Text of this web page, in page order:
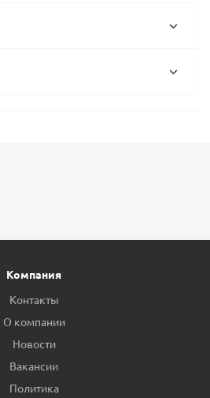
Компания
Контакты
О компании
Новости
Вакансии
Политика